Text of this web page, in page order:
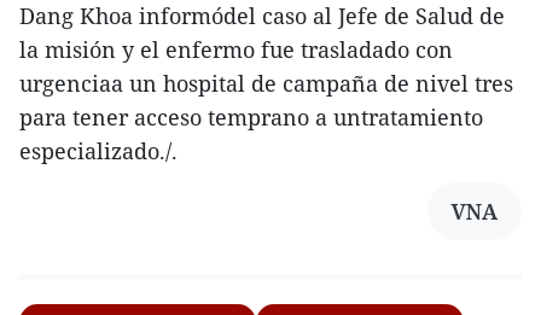
Dang Khoa informódel caso al Jefe de Salud de
la misión y el enfermo fue trasladado con
urgenciaa un hospital de campaña de nivel tres
para tener acceso temprano a untratamiento
especializado./.
VNA